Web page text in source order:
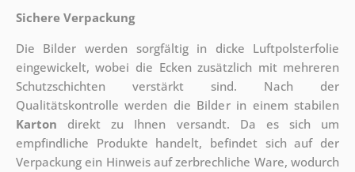
Sichere Verpackung
Die Bilder werden sorgfältig in dicke Luftpolsterfolie
eingewickelt, wobei die Ecken zusätzlich mit mehreren
Schutzschichten verstärkt sind. Nach der
Qualitätskontrolle werden die Bilder in einem stabilen
Karton direkt zu Ihnen versandt. Da es sich um
empfindliche Produkte handelt, befindet sich auf der
Verpackung ein Hinweis auf zerbrechliche Ware, wodurch